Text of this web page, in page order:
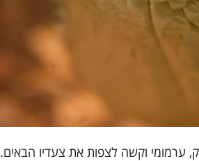
ערמומי וקשה לצפות את צעדיו הבאים.